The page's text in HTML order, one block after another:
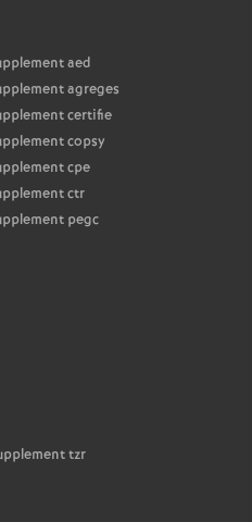
aed
agreges
certifie
copsy
cpe
ctr
pegc
tzr